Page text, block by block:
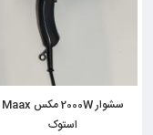
سشوار 2000W مکس Maax
استوک